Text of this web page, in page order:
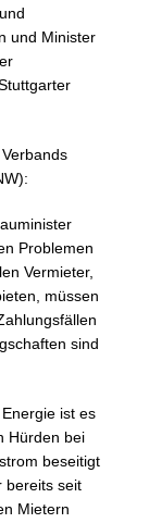
und Minister
Problemen
Vermieter,
müssen
sind
ist es
Hürden bei
beseitigt
bereits seit
Mietern